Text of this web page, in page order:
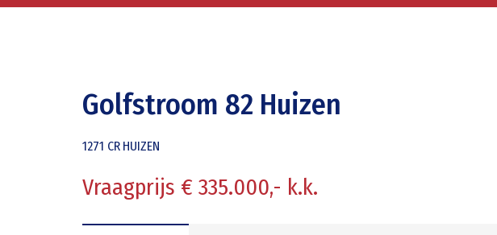
Golfstroom 82 Huizen
1271 CR HUIZEN
Vraagprijs € 335.000,- k.k.